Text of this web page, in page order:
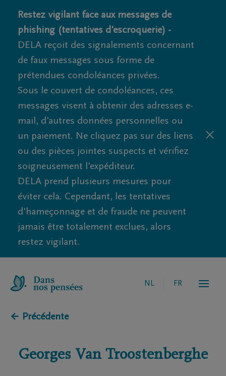
Restez vigilant face aux messages de
phishing (tentatives d'escroquerie) -
DELA reçoit des signalements concernant
de faux messages sous forme de
prétendues condoléances privées.
Sous le couvert de condoléances, ces
messages visent à obtenir des adresses e-
mail, d'autres données personnelles ou
un paiement. Ne cliquez pas sur des liens
ou des pièces jointes suspects et vérifiez
soigneusement l'expéditeur.
DELA prend plusieurs mesures pour
éviter cela. Cependant, les tentatives
d'hameçonnage et de fraude ne peuvent
jamais être totalement exclues, alors
restez vigilant.
NL FR
← Précédente
Georges Van Troostenberghe